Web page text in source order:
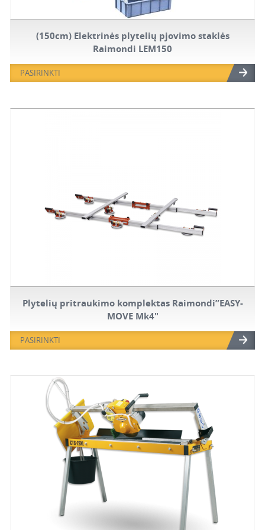
(150cm) Elektrinės plytelių pjovimo staklės
Raimondi LEM150
PASIRINKTI
Plytelių pritraukimo komplektas Raimondi”EASY-
MOVE Mk4″
PASIRINKTI